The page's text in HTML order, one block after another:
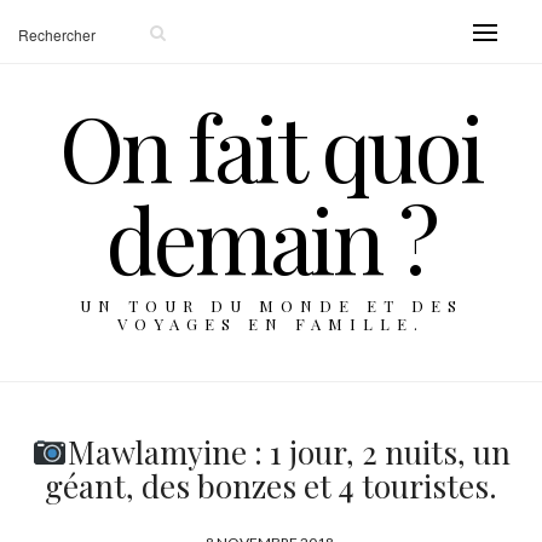
On fait quoi
demain ?
UN TOUR DU MONDE ET DES
VOYAGES EN FAMILLE.
Mawlamyine : 1 jour, 2 nuits, un
géant, des bonzes et 4 touristes.